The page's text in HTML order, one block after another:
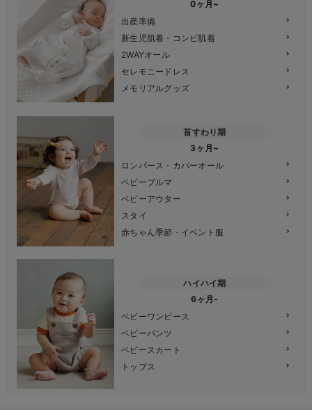
0ヶ月~
出産準備
新生児肌着・コンビ肌着
2WAYオール
セレモニードレス
メモリアルグッズ
首すわり期
3ヶ月~
ロンパース・カバーオール
ベビーブルマ
ベビーアウター
スタイ
赤ちゃん季節・イベント服
ハイハイ期
6ヶ月-
ベビーワンピース
ベビーパンツ
ベビースカート
トップス